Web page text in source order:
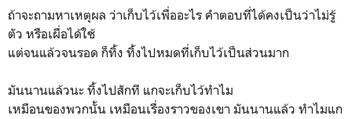
ถ้าจะถามหาเหตุผล ว่าเก็บไว้เพื่ออะไร คำตอบที่ได้คงเป็นว่าไม่รู้
ตัว หรือเผื่อได้ใช้
แต่จนแล้วจนรอด ก็ทิ้ง ทิ้งไปหมดที่เก็บไว้เป็นส่วนมาก
มันนานแล้วนะ ทิ้งไปสักที แกจะเก็บไว้ทำไม
เหมือนของพวกนั้น เหมือนเรื่องราวของเขา มันนานแล้ว ทำไมแก